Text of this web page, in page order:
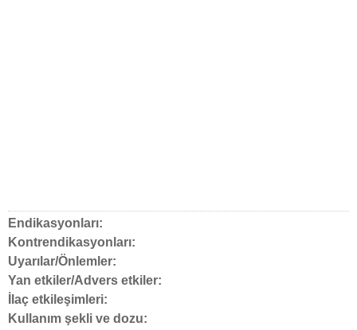
Endikasyonları:
Kontrendikasyonları:
Uyarılar/Önlemler:
Yan etkiler/Advers etkiler:
İlaç etkileşimleri:
Kullanım şekli ve dozu: